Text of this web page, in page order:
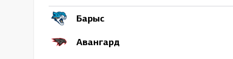
Барыс
Авангард